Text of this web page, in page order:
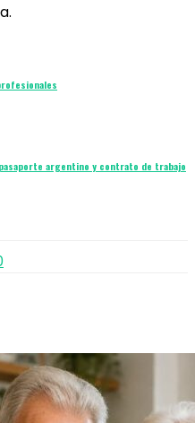
argentino y contrato de trabajo